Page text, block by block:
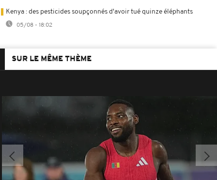
Kenya : des pesticides soupçonnés d'avoir tué quinze éléphants
05/08 - 18:02
SUR LE MÊME THÈME